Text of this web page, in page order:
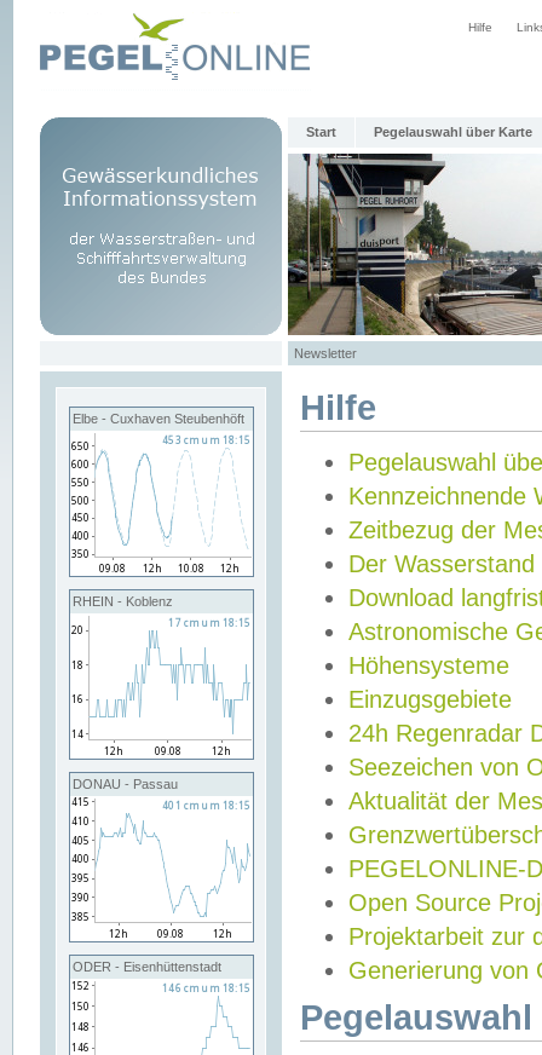
Hilfe
Start Pegelauswahl über Karte
Newsletter
Elbe - Cuxhaven Steubenhöft
RHEIN - Koblenz
DONAU - Passau
ODER - Eisenhüttenstadt
Hilfe
Pegelauswahl
Kennzeichnende
Zeitbezug der
Der Wasserstand
Download
Astronomische
Höhensysteme
Einzugsgebiete
24h Regenradar
Seezeichen von
Aktualität der
PEGELONLINE-
Open Source
Projektarbeit zur
Generierung von